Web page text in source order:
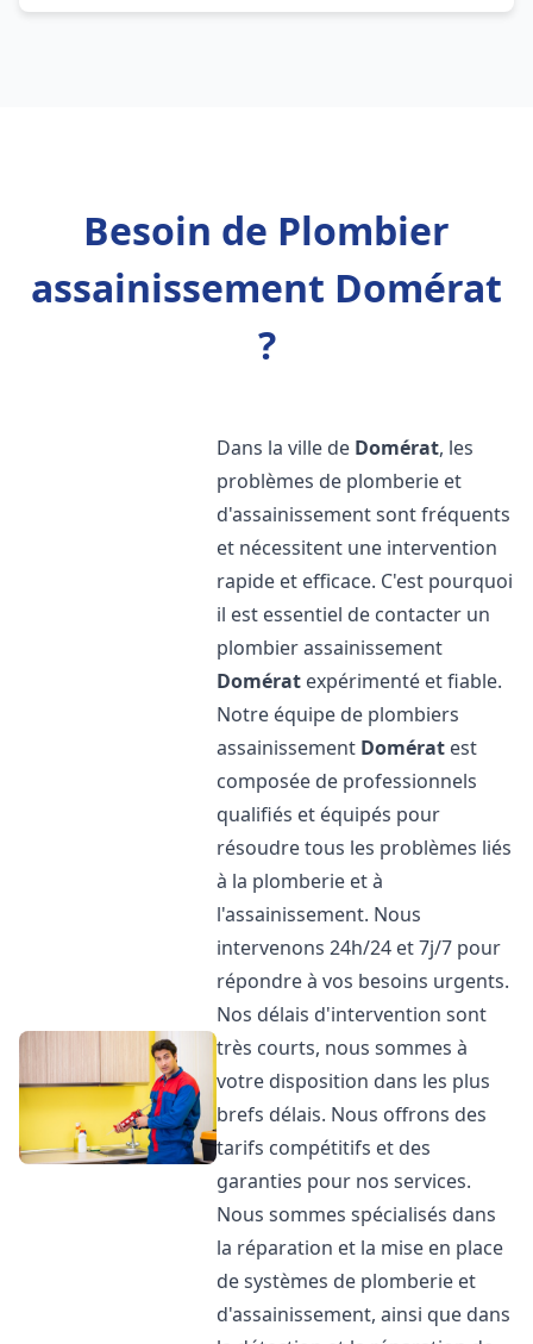
Besoin de Plombier
assainissement Domérat
?
Dans la ville de Domérat, les
problèmes de plomberie et
d'assainissement sont fréquents
et nécessitent une intervention
rapide et efficace. C'est pourquoi
il est essentiel de contacter un
plombier assainissement
Domérat expérimenté et fiable.
Notre équipe de plombiers
assainissement Domérat est
composée de professionnels
qualifiés et équipés pour
résoudre tous les problèmes liés
à la plomberie et à
l'assainissement. Nous
intervenons 24h/24 et 7j/7 pour
répondre à vos besoins urgents.
Nos délais d'intervention sont
très courts, nous sommes à
votre disposition dans les plus
brefs délais. Nous offrons des
tarifs compétitifs et des
garanties pour nos services.
Nous sommes spécialisés dans
la réparation et la mise en place
de systèmes de plomberie et
d'assainissement, ainsi que dans